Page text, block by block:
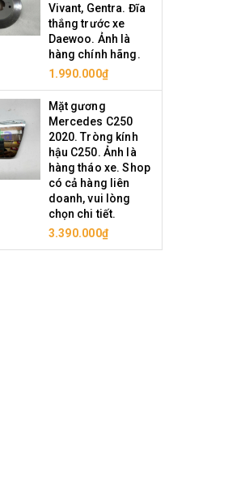
Vivant, Gentra. Đĩa
thắng trước xe
Daewoo. Ảnh là
hàng chính hãng.
1.990.000₫
Mặt gương
Mercedes C250
2020. Tròng kính
hậu C250. Ảnh là
hàng tháo xe. Shop
có cả hàng liên
doanh, vui lòng
chọn chi tiết.
3.390.000₫